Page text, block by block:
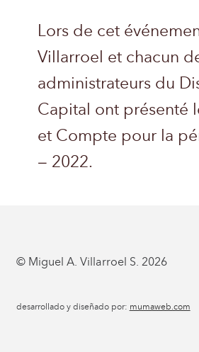
Lors de cet
Villarroel et chacun
administrateurs du
Capital ont présenté
et Compte pour la
– 2022.
© Miguel A. Villarroel S. 2026
desarrollado y diseñado por: mumaweb.com